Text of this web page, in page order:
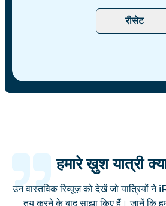
रीसेट
हमारे ख़ुश यात्री
उन वास्तविक रिव्यूज़ को देखें जो यात्रियों
तय करने के बाद साझा किए हैं। जानें कि